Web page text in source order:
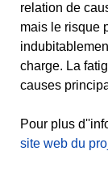
relation de
mais le risque
charge. La
causes
Pour plus
site web du